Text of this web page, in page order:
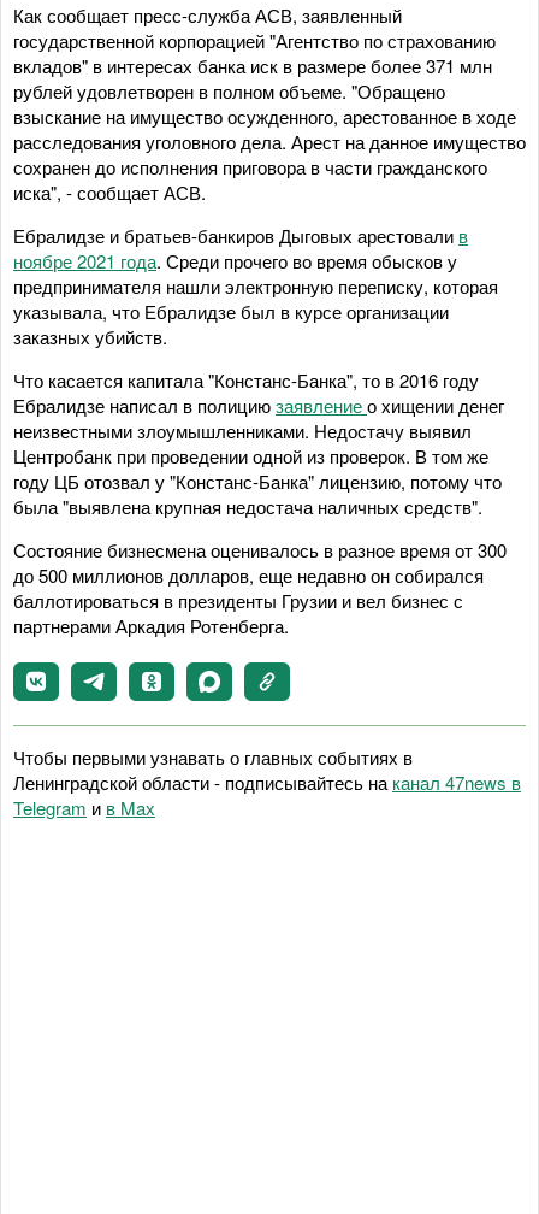
Как сообщает пресс-служба АСВ, заявленный
государственной корпорацией "Агентство по страхованию
вкладов" в интересах банка иск в размере более 371 млн
рублей удовлетворен в полном объеме. "Обращено
взыскание на имущество осужденного, арестованное в ходе
расследования уголовного дела. Арест на данное имущество
сохранен до исполнения приговора в части гражданского
иска", - сообщает АСВ.
Ебралидзе и братьев-банкиров Дыговых арестовали в
ноябре 2021 года. Среди прочего во время обысков у
предпринимателя нашли электронную переписку, которая
указывала, что Ебралидзе был в курсе организации
заказных убийств.
Что касается капитала "Констанс-Банка", то в 2016 году
Ебралидзе написал в полициюзаявлениео хищении денег
неизвестными злоумышленниками. Недостачу выявил
Центробанк при проведении одной из проверок. В том же
году ЦБ отозвал у "Констанс-Банка" лицензию, потому что
была "выявлена крупная недостача наличных средств".
Состояние бизнесмена оценивалось в разное время от 300
до 500 миллионов долларов, еще недавно он собирался
баллотироваться в президенты Грузии и вел бизнес с
партнерами Аркадия Ротенберга.
Чтобы первыми узнавать о главных событиях в
Ленинградской области - подписывайтесь на канал 47news в
Telegram и в Maх